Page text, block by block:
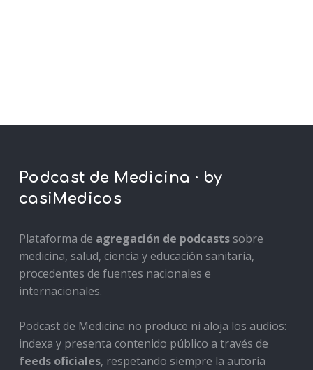
Podcast de Medicina · by
casiMedicos
Plataforma de agregación de podcastssobre
medicina, salud, ciencia y educación sanitaria,
procedentes de fuentes nacionales e
internacionales.
Podcast de Medicina no produce ni aloja los audios:
indexa y presenta contenido público a través de
feeds oficiales, respetando siempre la autoría